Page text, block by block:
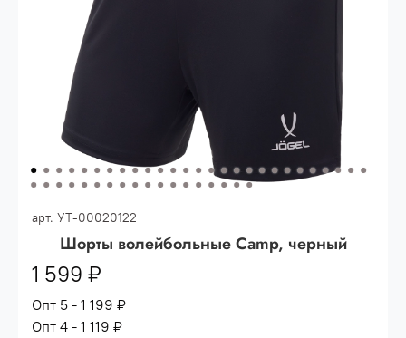
(38%) -
арт. УТ-00020122
Шорты волейбольные Camp, черный
1 599 ₽
Опт 5 - 1 199 ₽
Опт 4 - 1 119 ₽